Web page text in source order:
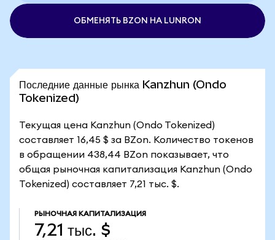
ОБМЕНЯТЬ BZON НА LUNRON
Последние данные рынка Kanzhun (Ondo
Tokenized)
Текущая цена Kanzhun (Ondo Tokenized)
составляет 16,45 $ за BZon. Количество токенов
в обращении 438,44 BZon показывает, что
общая рыночная капитализация Kanzhun (Ondo
Tokenized) составляет 7,21 тыс. $.
РЫНОЧНАЯ КАПИТАЛИЗАЦИЯ
7,21 тыс. $